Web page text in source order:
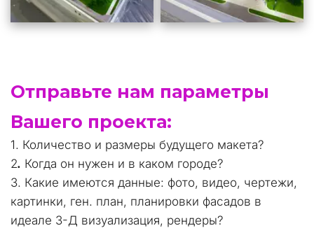
Отправьте нам параметры
Вашего проекта:
1. Количество и размеры будущего макета?
2. Когда он нужен и в каком городе?
3. Какие имеются данные: фото, видео, чертежи,
картинки, ген. план, планировки фасадов в
идеале 3-Д визуализация, рендеры?